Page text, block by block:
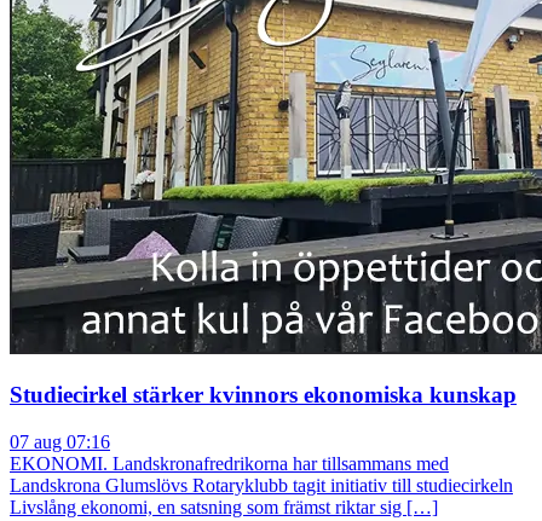
Studiecirkel stärker kvinnors ekonomiska kunskap
07 aug 07:16
EKONOMI. Landskronafredrikorna har tillsammans med
Landskrona Glumslövs Rotaryklubb tagit initiativ till studiecirkeln
Livslång ekonomi, en satsning som främst riktar sig […]